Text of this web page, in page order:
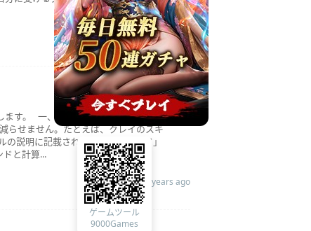
3 years ago
ます。 一、ゲームメカニズムについ
らせません。たとえば、クレイのスキ
説明に記載されている「ラウンド」
と計算...
3 years ago
ゲームツール
9000Games